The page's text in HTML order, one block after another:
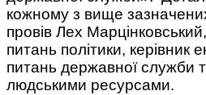
кожному з вище
провів Лех
питань політики, керівник
питань державної служби
людськими ресурсами.